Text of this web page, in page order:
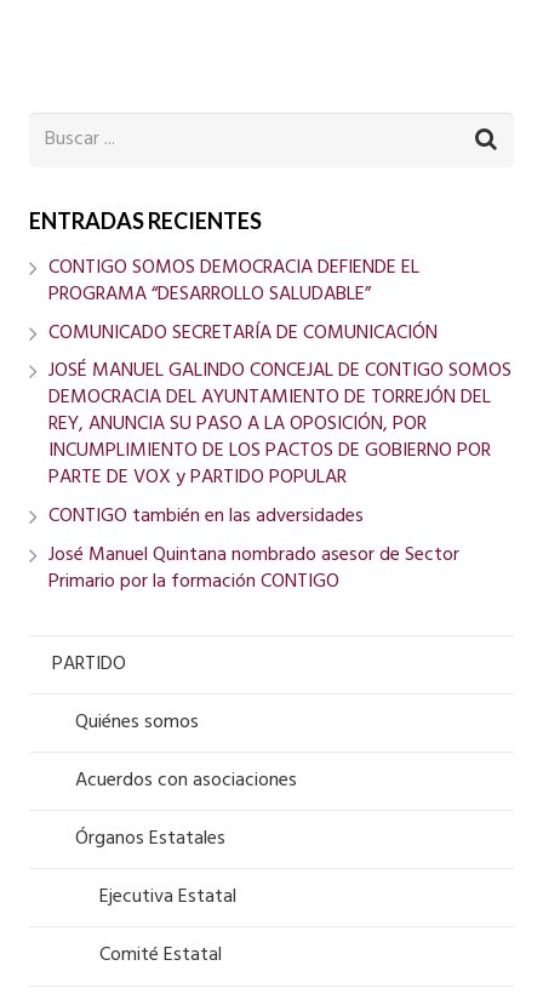
ENTRADAS RECIENTES
CONTIGO SOMOS DEMOCRACIA DEFIENDE EL
PROGRAMA “DESARROLLO SALUDABLE”
COMUNICADO SECRETARÍA DE COMUNICACIÓN
JOSÉ MANUEL GALINDO CONCEJAL DE CONTIGO SOMOS
DEMOCRACIA DEL AYUNTAMIENTO DE TORREJÓN DEL
REY, ANUNCIA SU PASO A LA OPOSICIÓN, POR
INCUMPLIMIENTO DE LOS PACTOS DE GOBIERNO POR
PARTE DE VOX y PARTIDO POPULAR
CONTIGO también en las adversidades
José Manuel Quintana nombrado asesor de Sector
Primario por la formación CONTIGO
PARTIDO
Quiénes somos
Acuerdos con asociaciones
Órganos Estatales
Ejecutiva Estatal
Comité Estatal